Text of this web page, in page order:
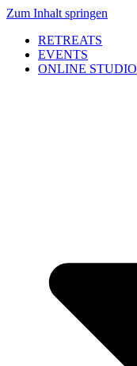
Zum Inhalt springen
RETREATS
EVENTS
ONLINE STUDIO